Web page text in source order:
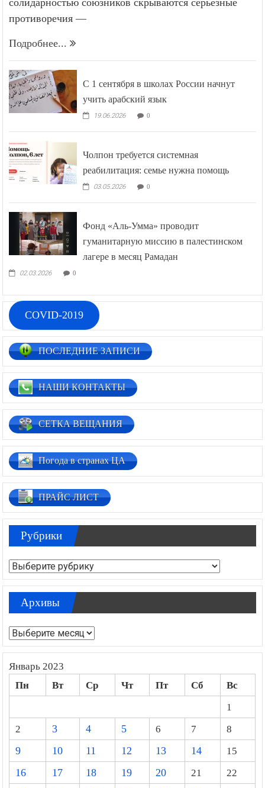
противоречия —
Подробнее...
С 1 сентября в школах России начнут
учить арабский язык
19.06.2026 0
Чолпон требуется системная
реабилитация: семье нужна помощь
03.05.2026 0
Фонд «Аль-Умма» проводит
гуманитарную миссию в палестинском
лагере в месяц Рамадан
02.03.2026 0
COVID-2019
ПОСЛЕДНИЕ ЗАПИСИ
НАШИ КОНТАКТЫ
СЕТКА ВЕЩАНИЯ
Погода в странах ЦА
ПРАЙС ЛИСТ
Рубрики
Рубрики
Архивы
Архивы
Январь 2023
Пн Вт Ср Чт Пт Сб
Вс
1
2
3 4 5 6 7
8
9
10 11 12 13 14
15
16
17 18 19 20 21
22